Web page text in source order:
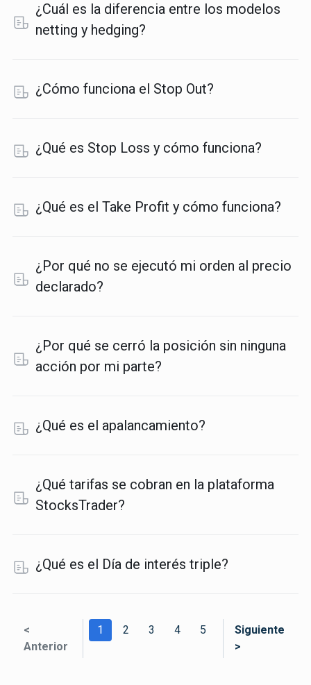
¿Cuál es la diferencia entre los modelos
netting y hedging?
¿Cómo funciona el Stop Out?
¿Qué es Stop Loss y cómo funciona?
¿Qué es el Take Profit y cómo funciona?
¿Por qué no se ejecutó mi orden al precio
declarado?
¿Por qué se cerró la posición sin ninguna
acción por mi parte?
¿Qué es el apalancamiento?
¿Qué tarifas se cobran en la plataforma
StocksTrader?
¿Qué es el Día de interés triple?
<
Anterior
1 2 3 4 5
Siguiente
>